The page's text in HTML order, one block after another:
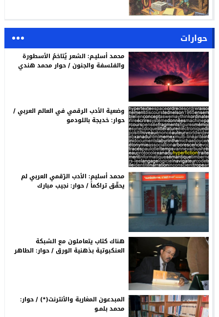
حوارات
محمد أسليـم: الشعر يُتاخمُ الأسطورة
والفلسفة والجنون / حوار محمد هندي
وضعية الأدب الرقمي في العالم العربي /
حوار: خديجة باللودمو
محمد أسليم: الأدب الرّقمي العربي لم
يحقّق تراكماً / حوار: نجيب مبارك
هناك كتاب يتعاملون مع الشبكة
العنكبوتية بذهنية الورق / حوار: الطاهر
المبدعون المغاربة والأنترنت(*) / حوار:
محمد بلمـو